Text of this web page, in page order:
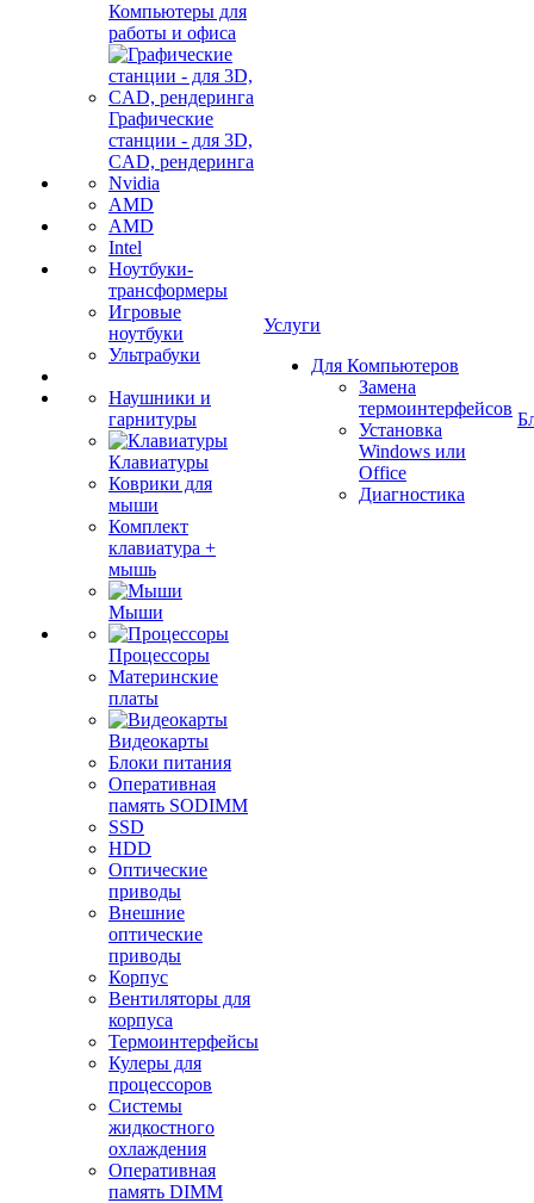
Компьютеры для
работы и офиса
Графические
станции - для 3D,
CAD, рендеринга
Nvidia
AMD
AMD
Intel
Ноутбуки-
трансформеры
Игровые
ноутбуки
Ультрабуки
Наушники и
гарнитуры
Клавиатуры
Коврики для
мыши
Комплект
клавиатура +
мышь
Мыши
Процессоры
Материнские
платы
Видеокарты
Блоки питания
Оперативная
память SODIMM
SSD
HDD
Оптические
приводы
Внешние
оптические
приводы
Корпус
Вентиляторы для
корпуса
Термоинтерфейсы
Кулеры для
процессоров
Системы
жидкостного
охлаждения
Оперативная
память DIMM
Услуги
Для Компьютеров
Замена
термоинтерфейсов
Установка
Windows или
Office
Диагностика